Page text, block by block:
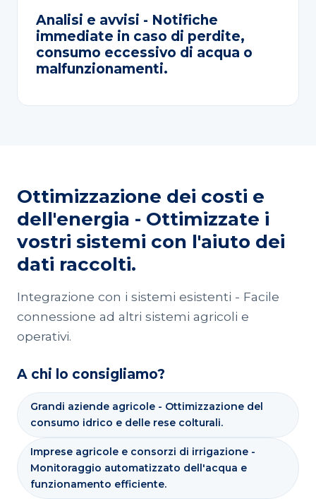
Analisi e avvisi - Notifiche
immediate in caso di perdite,
consumo eccessivo di acqua o
malfunzionamenti.
Ottimizzazione dei costi e
dell'energia - Ottimizzate i
vostri sistemi con l'aiuto dei
dati raccolti.
Integrazione con i sistemi esistenti - Facile
connessione ad altri sistemi agricoli e
operativi.
A chi lo consigliamo?
Grandi aziende agricole - Ottimizzazione del
consumo idrico e delle rese colturali.
Imprese agricole e consorzi di irrigazione -
Monitoraggio automatizzato dell'acqua e
funzionamento efficiente.